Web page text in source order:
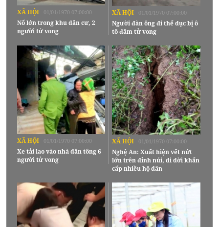
XÃ HỘI 01/01/1970 07:00:00
Nổ lớn trong khu dân cư, 2
người tử vong
XÃ HỘI 01/01/1970 07:00:00
Người đàn ông đi thể dục bị ô
tô đâm tử vong
XÃ HỘI 01/01/1970 07:00:00
Xe tải lao vào nhà dân tông 6
người tử vong
XÃ HỘI 01/01/1970 07:00:00
Nghệ An: Xuất hiện vết nứt
lớn trên đỉnh núi, di dời khẩn
cấp nhiều hộ dân